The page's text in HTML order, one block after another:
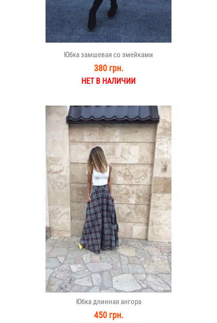
Юбка замшевая со змейками
380 грн.
НЕТ В НАЛИЧИИ
Юбка длинная ангора
450 грн.